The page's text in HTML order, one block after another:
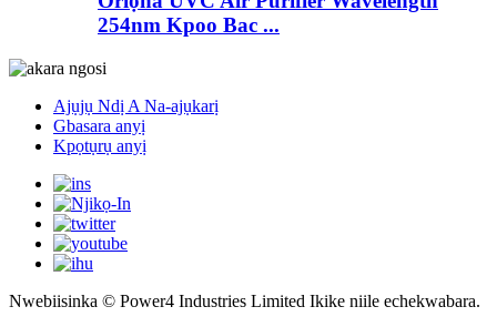
254nm Kpoo Bac ...
Ajụjụ Ndị A Na-ajụkarị
Gbasara anyị
Kpọtụrụ anyị
Nwebiisinka © Power4 Industries Limited Ikike niile echekwabara.